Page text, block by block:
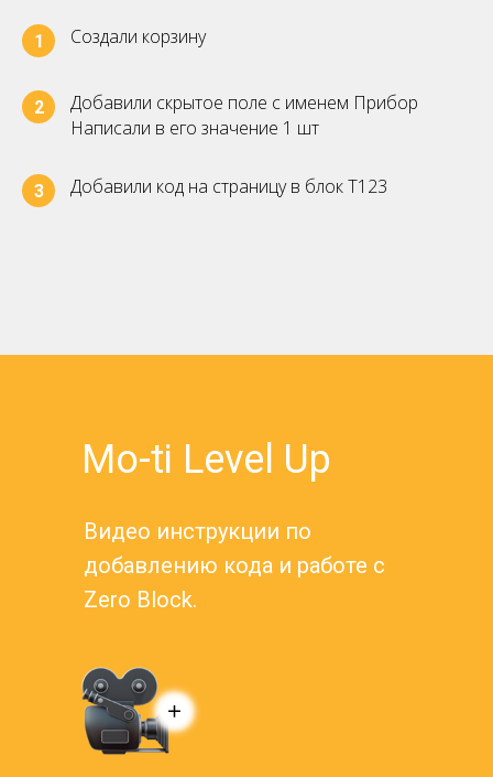
1 Создали корзину
2
Добавили скрытое поле с именем Прибор
Написали в его значение 1 шт
3 Добавили код на страницу в блок Т123
Mo-ti Level Up
Видео инструкции по
добавлению кода и работе с
Zero Block.